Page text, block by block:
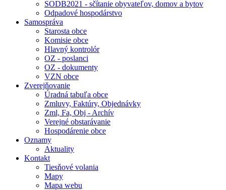
SODB2021 - sčítanie obyvateľov, domov a bytov
Odpadové hospodárstvo
Samospráva
Starosta obce
Komisie obce
Hlavný kontrolór
OZ - poslanci
OZ - dokumenty
VZN obce
Zverejňovanie
Úradná tabuľa obce
Zmluvy, Faktúry, Objednávky
Zml, Fa, Obj - Archív
Verejné obstarávanie
Hospodárenie obce
Oznamy
Aktuality
Kontakt
Tiesňové volania
Mapy
Mapa webu